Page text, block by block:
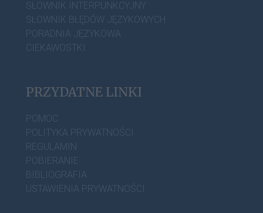
SŁOWNIK INTERPUNKCYJNY
SŁOWNIK BŁĘDÓW JĘZYKOWYCH
PORADNIA JĘZYKOWA
CIEKAWOSTKI
PRZYDATNE LINKI
POMOC
POLITYKA PRYWATNOŚCI
REGULAMIN
POBIERANIE
BIBLIOGRAFIA
USTAWIENIA PRYWATNOŚCI